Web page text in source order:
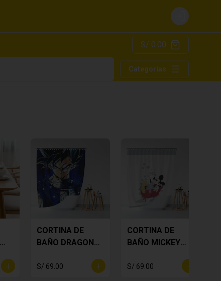
Login
S/ 0.00
Categorías
CORTINA DE
BAÑO DRAGON
S/ 69.00
CORTINA DE
BAÑO MICKEY
S/ 69.00